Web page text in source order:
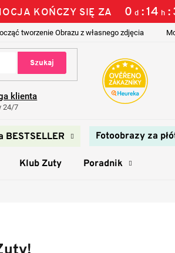
KOŃCZY SIĘ ZA 0 d 14 h
tworzenie Obrazu z własnego zdjęcia
Szukaj
klienta
24/7
BESTSELLER Fotoobrazy za
Klub Zuty Poradnik